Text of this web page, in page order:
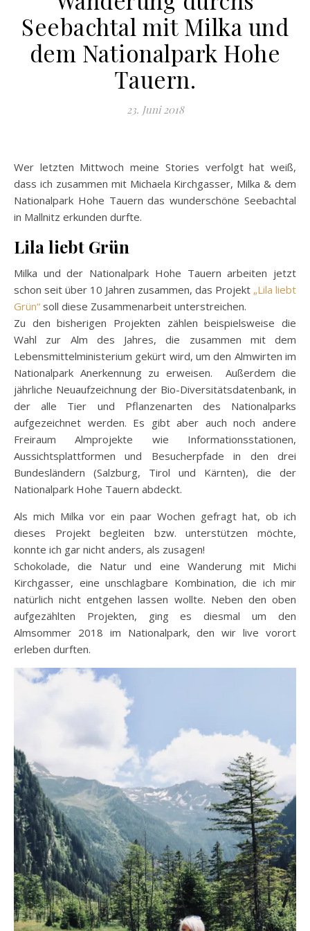
Seebachtal mit Milka und
dem Nationalpark Hohe
Tauern.
23. Juni 2018
Wer letzten Mittwoch meine Stories verfolgt hat weiß,
dass ich zusammen mit Michaela Kirchgasser, Milka & dem
Nationalpark Hohe Tauern das wunderschöne Seebachtal
in Mallnitz erkunden durfte.
Lila liebt Grün
Milka und der Nationalpark Hohe Tauern arbeiten jetzt
schon seit über 10 Jahren zusammen, das Projekt „Lila liebt
Grün“ soll diese Zusammenarbeit unterstreichen.
Zu den bisherigen Projekten zählen beispielsweise die
Wahl zur Alm des Jahres, die zusammen mit dem
Lebensmittelministerium gekürt wird, um den Almwirten im
Nationalpark Anerkennung zu erweisen. Außerdem die
jährliche Neuaufzeichnung der Bio-Diversitätsdatenbank, in
der alle Tier und Pflanzenarten des Nationalparks
aufgezeichnet werden. Es gibt aber auch noch andere
Freiraum Almprojekte wie Informationsstationen,
Aussichtsplattformen und Besucherpfade in den drei
Bundesländern (Salzburg, Tirol und Kärnten), die der
Nationalpark Hohe Tauern abdeckt.
Als mich Milka vor ein paar Wochen gefragt hat, ob ich
dieses Projekt begleiten bzw. unterstützen möchte,
konnte ich gar nicht anders, als zusagen!
Schokolade, die Natur und eine Wanderung mit Michi
Kirchgasser, eine unschlagbare Kombination, die ich mir
natürlich nicht entgehen lassen wollte. Neben den oben
aufgezählten Projekten, ging es diesmal um den
Almsommer 2018 im Nationalpark, den wir live vorort
erleben durften.